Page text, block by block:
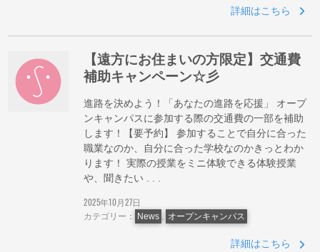
詳細はこちら
【遠方にお住まいの方限定】交通費
補助キャンペーン☆彡
進路を決めよう！「あなたの進路を応援」 オープ
ンキャンパスに参加する際の交通費の一部を補助
します！【要予約】 参加することで自分に合った
職業なのか、自分に合った学校なのかきっとわか
ります！ 実際の授業をミニ体験できる体験授業
や、聞きたい . . .
2025年10月27日
カテゴリー： News オープンキャンパス
詳細はこちら